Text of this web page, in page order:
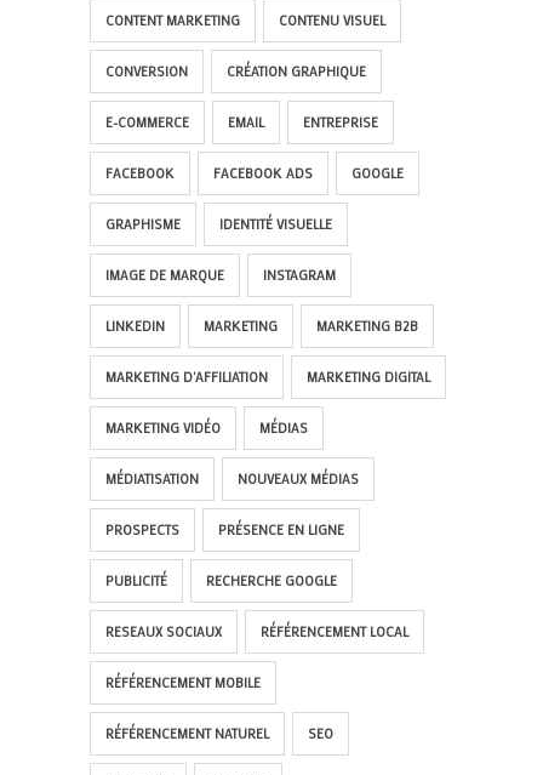
CONTENT MARKETING CONTENU VISUEL
CONVERSION CRÉATION GRAPHIQUE
E-COMMERCE EMAIL ENTREPRISE
FACEBOOK FACEBOOK ADS GOOGLE
GRAPHISME IDENTITÉ VISUELLE
IMAGE DE MARQUE INSTAGRAM
LINKEDIN MARKETING MARKETING B2B
MARKETING D'AFFILIATION MARKETING DIGITAL
MARKETING VIDÉO MÉDIAS
MÉDIATISATION NOUVEAUX MÉDIAS
PROSPECTS PRÉSENCE EN LIGNE
PUBLICITÉ RECHERCHE GOOGLE
RESEAUX SOCIAUX RÉFÉRENCEMENT LOCAL
RÉFÉRENCEMENT MOBILE
RÉFÉRENCEMENT NATUREL SEO